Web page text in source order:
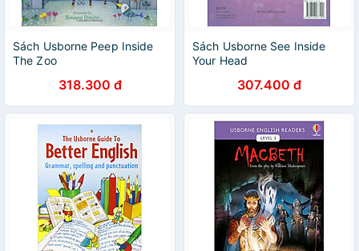
Sách Usborne Peep Inside
The Zoo
318.300 đ
Sách Usborne See Inside
Your Head
307.400 đ